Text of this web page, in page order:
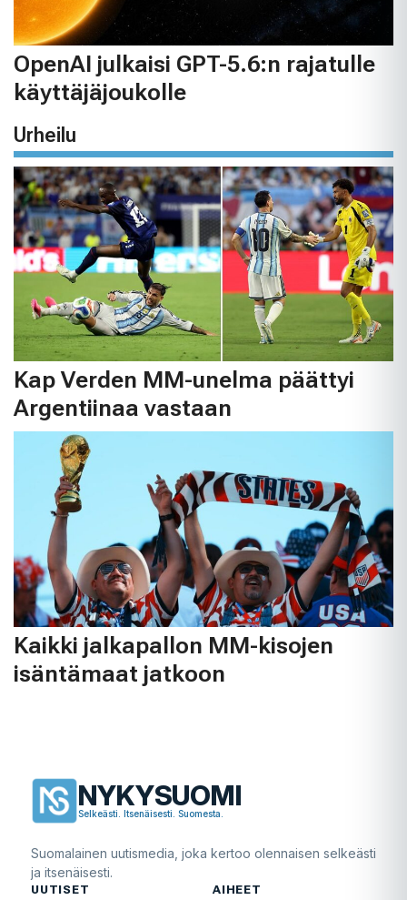
OpenAI julkaisi GPT-5.6:n rajatulle
käyttäjäjoukolle
Urheilu
Kap Verden MM-unelma päättyi
Argentiinaa vastaan
Kaikki jalkapallon MM-kisojen
isäntämaat jatkoon
NYKYSUOMI
Selkeästi. Itsenäisesti. Suomesta.
Suomalainen uutismedia, joka kertoo olennaisen selkeästi
ja itsenäisesti.
UUTISET AIHEET